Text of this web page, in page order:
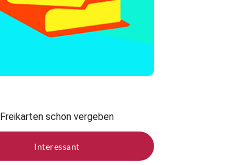
Freikarten schon vergeben
Interessant